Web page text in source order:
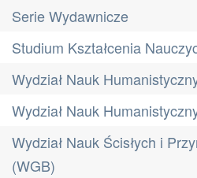
Serie Wydawnicze
Studium Kształcenia
Wydział Nauk
Wydział Nauk
Wydział Nauk Ścisłych i
(WGB)